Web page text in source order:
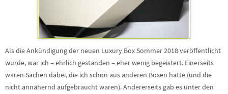
Als die Ankündigung der neuen Luxury Box Sommer 2018 veröffentlicht
wurde, war ich – ehrlich gestanden – eher wenig begeistert. Einerseits
waren Sachen dabei, die ich schon aus anderen Boxen hatte (und die
nicht annähernd aufgebraucht waren). Andererseits gab es unter den